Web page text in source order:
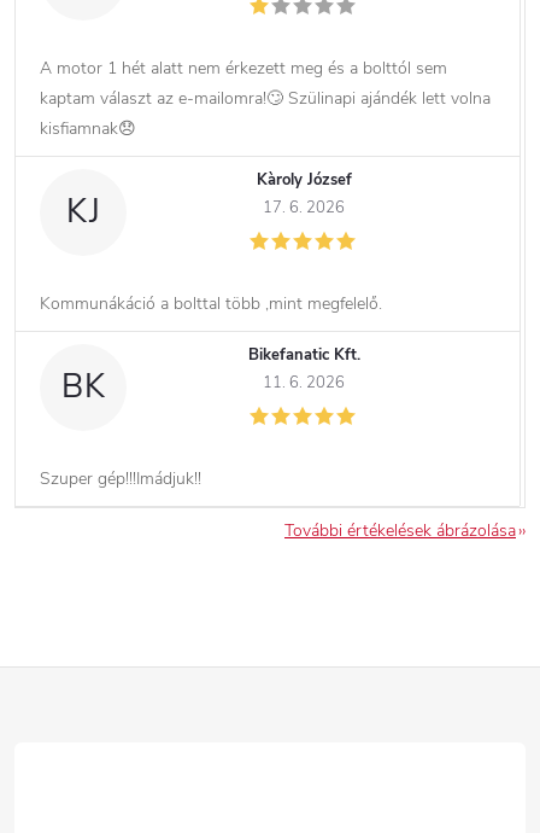
A motor 1 hét alatt nem érkezett meg és a bolttól sem
kaptam választ az e-mailomra!🙄 Szülinapi ajándék lett volna
kisfiamnak😞
KJ
Kàroly József
17. 6. 2026
Kommunákáció a bolttal több ,mint megfelelő.
BK
Bikefanatic Kft.
11. 6. 2026
Szuper gép!!!Imádjuk!!
További értékelések ábrázolása